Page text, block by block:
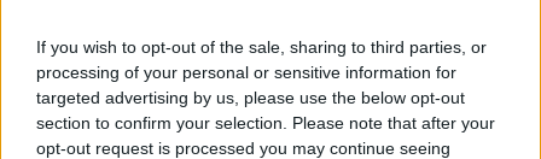
If you wish to opt-out of the sale, sharing to third parties, or
processing of your personal or sensitive information for
targeted advertising by us, please use the below opt-out
section to confirm your selection. Please note that after your
opt-out request is processed you may continue seeing
Best of Network